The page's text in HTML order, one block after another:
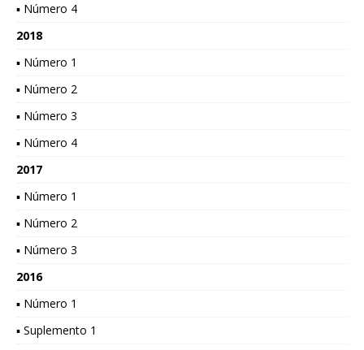
▪ Número 4
2018
▪ Número 1
▪ Número 2
▪ Número 3
▪ Número 4
2017
▪ Número 1
▪ Número 2
▪ Número 3
2016
▪ Número 1
▪ Suplemento 1